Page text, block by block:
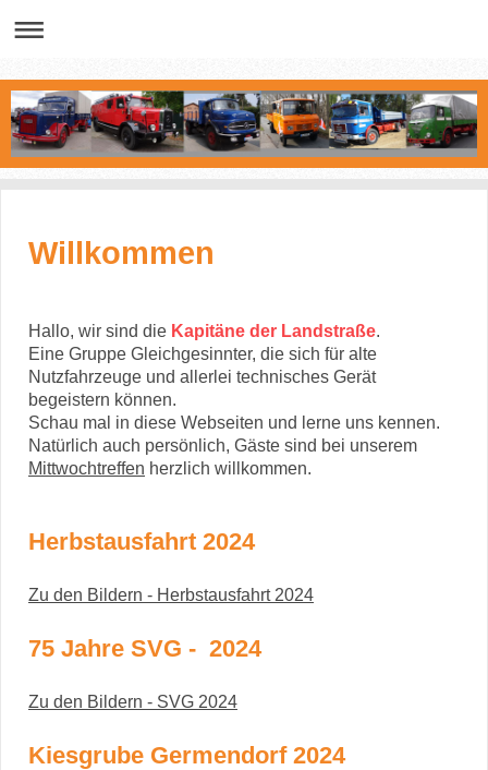
Willkommen
Hallo, wir sind die Kapitäne der Landstraße.
Eine Gruppe Gleichgesinnter, die sich für alte
Nutzfahrzeuge und allerlei technisches Gerät
begeistern können.
Schau mal in diese Webseiten und lerne uns kennen.
Natürlich auch persönlich, Gäste sind bei unserem
Mittwochtreffen herzlich willkommen.
Herbstausfahrt 2024
Zu den Bildern - Herbstausfahrt 2024
75 Jahre SVG - 2024
Zu den Bildern - SVG 2024
Kiesgrube Germendorf 2024